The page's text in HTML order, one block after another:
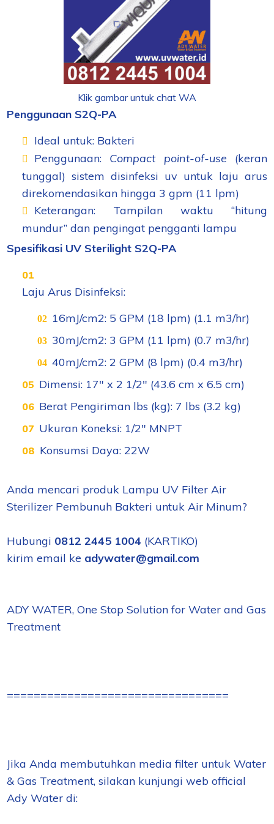
Klik gambar untuk chat WA
Penggunaan S2Q-PA
Ideal untuk: Bakteri
Penggunaan: Compact point-of-use (keran
tunggal) sistem disinfeksi uv untuk laju arus
direkomendasikan hingga 3 gpm (11 lpm)
Keterangan: Tampilan waktu “hitung
mundur” dan pengingat pengganti lampu
Spesifikasi UV Sterilight S2Q-PA
Laju Arus Disinfeksi:
16mJ/cm2: 5 GPM (18 lpm) (1.1 m3/hr)
30mJ/cm2: 3 GPM (11 lpm) (0.7 m3/hr)
40mJ/cm2: 2 GPM (8 lpm) (0.4 m3/hr)
Dimensi: 17″ x 2 1/2″ (43.6 cm x 6.5 cm)
Berat Pengiriman lbs (kg): 7 lbs (3.2 kg)
Ukuran Koneksi: 1/2″ MNPT
Konsumsi Daya: 22W
Anda mencari produk Lampu UV Filter Air
Sterilizer Pembunuh Bakteri untuk Air Minum?
Hubungi 0812 2445 1004 (KARTIKO)
kirim email ke adywater@gmail.com
ADY WATER, One Stop Solution for Water and Gas
Treatment
=================================
Jika Anda membutuhkan media filter untuk Water
& Gas Treatment, silakan kunjungi web official
Ady Water di: